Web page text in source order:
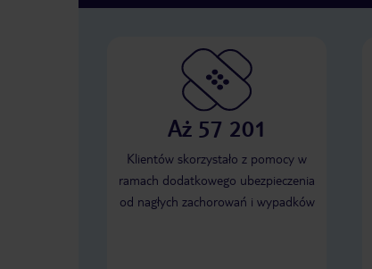
Aż 57 201
Klientów skorzystało z pomocy w
ramach dodatkowego ubezpieczenia
od nagłych zachorowań i wypadków